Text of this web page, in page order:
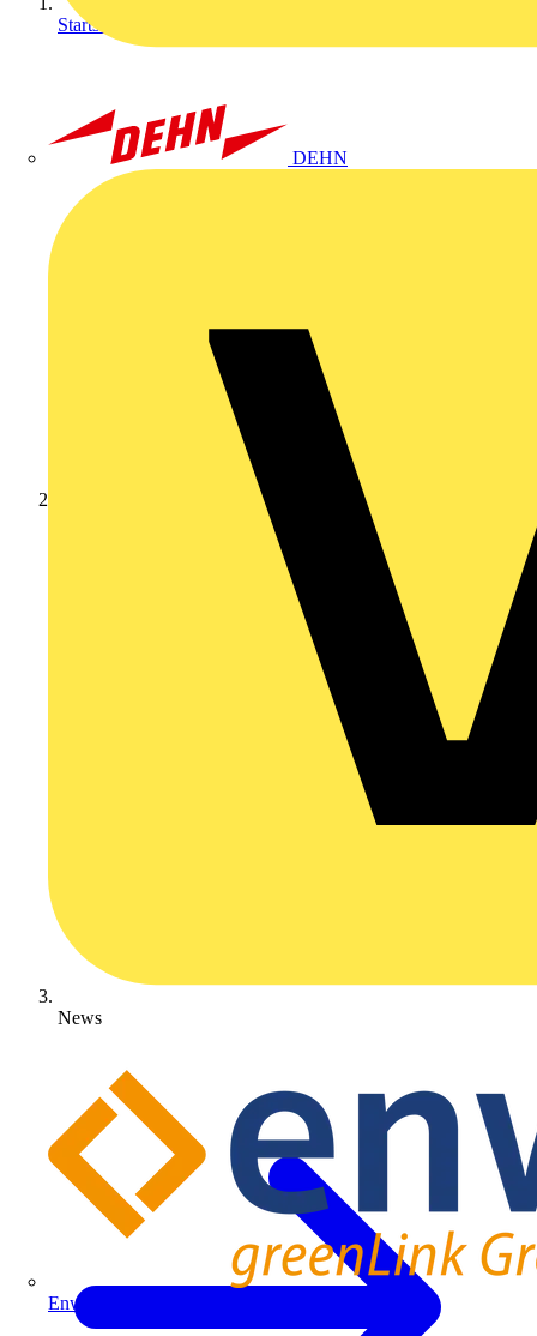
DEHN
Enwitec
Startseite
News